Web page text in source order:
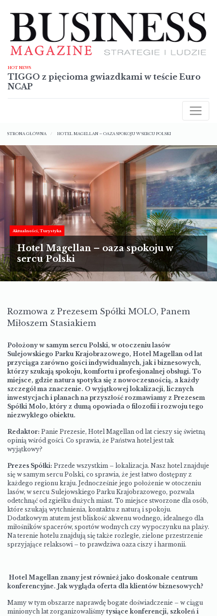
HOT NEWS
TIGGO z pięcioma gwiazdkami w teście Euro
NCAP
RAPORTY
TECHNOLOGIE
SYLWETKI
NIERUCHOMOŚCI
TURYSTYKA
MOTORYZACJA
LIFESTYLE
nawigacyjna
STRONA GŁÓWNA HOTEL MAGELLAN – OAZA SPOKOJU W SERCU POLSKI
Aktualności Turystyka
Hotel Magellan – oaza spokoju w
sercu Polski
Rozmowa z Prezesem Spółki MOLO, Panem
Miłoszem Stasiakiem
Położony w samym sercu Polski, w otoczeniu lasów
Sulejowskiego Parku Krajobrazowego, Hotel Magellan od lat
przyciąga zarówno gości indywidualnych, jak i biznesowych,
którzy szukają spokoju, komfortu i profesjonalnej obsługi. To
miejsce, gdzie natura spotyka się z nowoczesnością, a każdy
szczegół ma znaczenie. O wyjątkowej lokalizacji, licznych
inwestycjach i planach na przyszłość rozmawiamy z Prezesem
Spółki Molo, który z dumą opowiada o filozofii i rozwoju tego
niezwykłego obiektu.
Redaktor: Panie Prezesie, Hotel Magellan od lat cieszy się świetną
opinią wśród gości. Co sprawia, że Państwa hotel jest tak
wyjątkowy?
Prezes Spółki: Przede wszystkim – lokalizacja. Nasz hotel znajduje
się w samym sercu Polski, co sprawia, że jest łatwo dostępny z
każdego regionu kraju. Jednocześnie jego położenie w otoczeniu
lasów, w sercu Sulejowskiego Parku Krajobrazowego, pozwala
odetchnąć od zgiełku dużych miast. To miejsce stworzone dla osób,
które szukają wytchnienia, kontaktu z naturą i spokoju.
Dodatkowym atutem jest bliskość akwenu wodnego, idealnego dla
miłośników spacerów, sportów wodnych czy wypoczynku na plaży.
Na terenie hotelu znajdują się także rozległe, zielone przestrzenie
sprzyjające relaksowi – to prawdziwa oaza ciszy i harmonii.
Hotel Magellan znany jest również jako doskonałe centrum
konferencyjne. Jak wygląda oferta dla klientów biznesowych?
Mamy w tym obszarze naprawdę bogate doświadczenie – w ciągu
minionych lat zorganizowaliśmy tysiące konferencji, szkoleń i